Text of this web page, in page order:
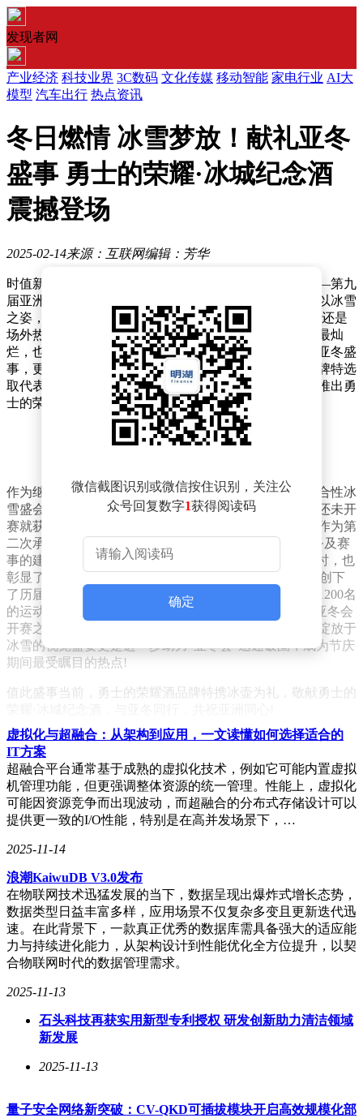
发现者网
产业经济 科技业界 3C数码 文化传媒 移动智能 家电行业 AI大
模型 汽车出行 热点资讯
冬日燃情 冰雪梦放！献礼亚冬
盛事 勇士的荣耀·冰城纪念酒
震撼登场
2025-02-14来源：互联网编辑：芳华
时值新春佳节，又一场世界瞩目的体育盛事重磅登场——第九
届亚洲冬季运动会于2025年2月7日在哈尔滨正式开幕，以冰雪
之姿，点燃凛冬梦想!无论是场内异彩纷呈的竞技表现，还是
场外热情洋溢的话题讨论，都让亚冬会成为了这个新春最灿
烂，也最炽热的一把火。冰雪同梦，亚洲同心，为致敬亚冬盛
事，更为致敬奋勇拼搏的精神与荣耀，勇士的荣耀酒品牌特选
取代表性的冰壶为题材，力邀谷晨雷等大师参与，重磅推出勇
士的荣耀·冰城纪念酒，共同点亮这个最燃的冬天!
作为继2022年北京冬奥会后中国举办的又一重大国际综合性冰
雪盛会，本届哈尔滨亚洲冬季运动会可谓是先声夺人，还未开
赛就获得了广泛关注，引起了热烈的社会讨论。哈尔滨作为第
二次承办亚冬会的东道主，以580天完成所有设施、服务及赛
事的建设创下记录，再次让世界见识到“中国速度”的同时，也
彰显了“冰城”魅力;而本届亚冬会在赛事规模上，同样也创下
了历届亚冬会之最，共计有来自34个国家和地区，超过1200名
的运动员参与其中。“最快”、“最大”等标签的加持下，亚冬会
开赛之初就引发了全民观赛，而屡屡上演的竞技魅力，绽放于
冰雪的视觉盛宴更是进一步助力“亚冬会”迅速破圈，成为节庆
期间最受瞩目的热点!
值此盛事当前，勇士的荣耀酒品牌特携冰壶为礼，敬献勇士的
勇士的荣耀·冰城纪念酒
在亚冬会丰富多彩的运动项目之中，冰壶无疑是极为独特，也
极受欢迎的存在。发源于苏格兰的冰壶运动至今已有二百余年
为“冰上的国际象棋”，冰壶既需要良好的平衡和运动能力，也
十分看重智慧和策略性，凭借其丰富的技巧性和魅力，冰壶随
冬季运动赛事走入大众视野，并迅速收获了一众拥趸。本届亚
冬会更是首度增加了混合双人冰壶的项目，足见冰壶不俗的影
响力。
然而在赛事之外，冰壶在民间的普及度却非常低，这主要源于
其高昂的造价。制作冰壶需采用不含石英的花岗岩，且需要多
以苏格兰的艾尔萨克雷格岛为主，而主要制作冰壶的公司也只
有三家，为打破圈层，让更多人能够真切体验到冰壶的魅力，
勇士的荣耀酒品牌特艺冰壶为造型，重磅打造了这款勇士的荣
勇士的荣耀·冰城纪念酒
微信截图识别或微信按住识别，关注公
众号回复数字1获得阅读码
确定
虚拟化与超融合：从架构到应用，一文读懂如何选择适合的
IT方案
超融合平台通常基于成熟的虚拟化技术，例如它可能内置虚拟
机管理功能，但更强调整体资源的统一管理。性能上，虚拟化
可能因资源竞争而出现波动，而超融合的分布式存储设计可以
提供更一致的I/O性能，特别是在高并发场景下，…
2025-11-14
浪潮KaiwuDB V3.0发布
在物联网技术迅猛发展的当下，数据呈现出爆炸式增长态势，
数据类型日益丰富多样，应用场景不仅复杂多变且更新迭代迅
速。在此背景下，一款真正优秀的数据库需具备强大的适应能
力与持续进化能力，从架构设计到性能优化全方位提升，以契
合物联网时代的数据管理需求。
2025-11-13
石头科技再获实用新型专利授权 研发创新助力清洁领域
新发展
2025-11-13
量子安全网络新突破：CV-QKD可插拔模块开启高效规模化部